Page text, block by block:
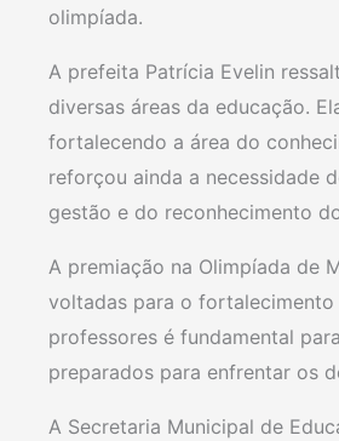
olimpíada.
A prefeita Patrícia Evelin
diversas áreas da educação.
fortalecendo a área do
reforçou ainda a necessidade
gestão e do reconhecimento
A premiação na Olimpíada de
voltadas para o
professores é fundamental
preparados para enfrentar os
A Secretaria Municipal de